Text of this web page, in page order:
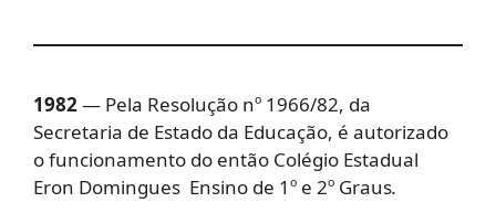
1982— Pela Resolução nº 1966/82, da
Secretaria de Estado da Educação, é autorizado
o funcionamento do então Colégio Estadual
Eron Domingues Ensino de 1º e 2º Graus.